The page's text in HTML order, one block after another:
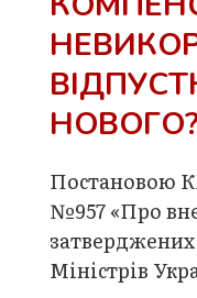
Постановою
№957 «Про
Міністрів